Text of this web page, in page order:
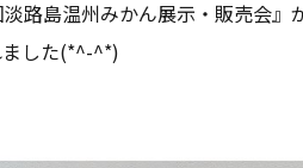
淡路島温州みかん展示・販売会』
した(*^-^*)